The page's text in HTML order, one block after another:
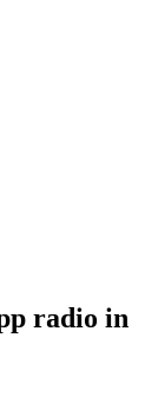
radio in